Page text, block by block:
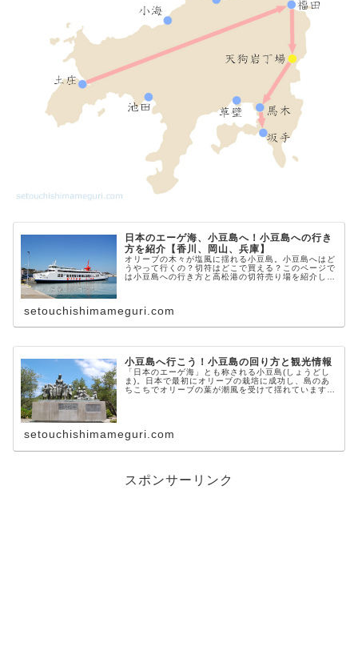
日本のエーゲ海、小豆島へ！小豆島への行き
方を紹介【香川、岡山、兵庫】
オリーブの木々が塩風に揺れる小豆島。小豆島へはど
うやって行くの？切符はどこで買える？このページで
は小豆島への行き方と高松港の切符売り場を紹介して
setouchishimameguri.com
小豆島へ行こう！小豆島の回り方と観光情報
「日本のエーゲ海」とも称される小豆島(しょうどし
ま)。日本で最初にオリーブの栽培に成功し、島のあ
ちこちでオリーブの葉が潮風を受けて揺れています。
setouchishimameguri.com
スポンサーリンク